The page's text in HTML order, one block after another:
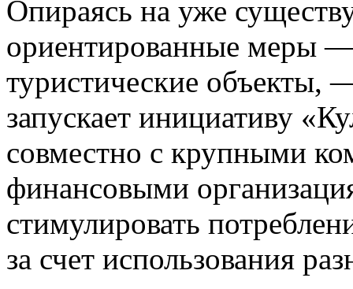
Опираясь на уже
ориентированные меры
туристические объекты,
запускает инициативу
совместно с крупными
финансовыми
стимулировать
за счет использования